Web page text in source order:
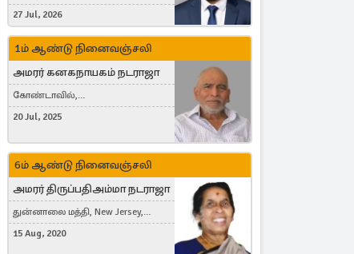
27 Jul, 2026
1ம் ஆண்டு நினைவஞ்சலி
அமரர் கனகநாயகம் நடராஜா
கோண்டாவில்,
புன்னாலைக்கட்டுவன், சவுதி
Germany, Brampton, Canada
20 Jul, 2025
6ம் ஆண்டு நினைவஞ்சலி
அமரர் திருப்பதிஅம்மா நடராஜா
துன்னாலை மத்தி, New Jersey,
United States, Toronto, Canada
15 Aug, 2020